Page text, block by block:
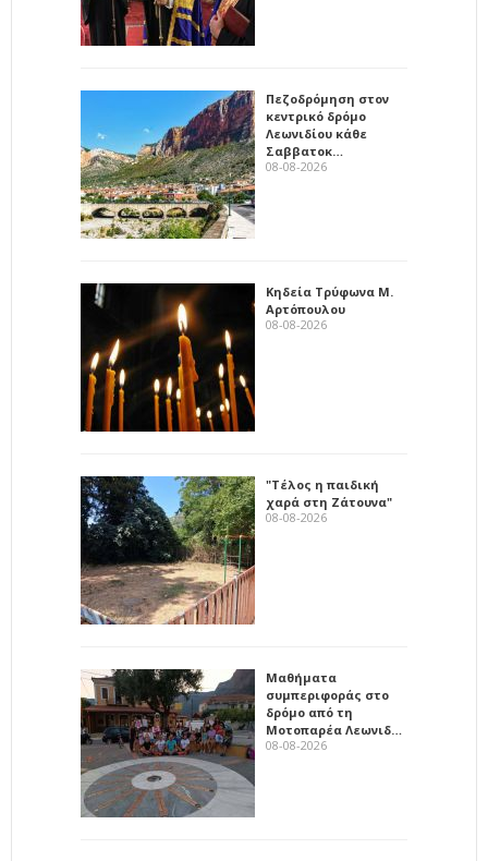
Πεζοδρόμηση στον
κεντρικό δρόμο
Λεωνιδίου κάθε
Σαββατοκ…
08-08-2026
Κηδεία Τρύφωνα Μ.
Αρτόπουλου
08-08-2026
"Τέλος η παιδική
χαρά στη Ζάτουνα"
08-08-2026
Μαθήματα
συμπεριφοράς στο
δρόμο από τη
Μοτοπαρέα Λεωνιδ…
08-08-2026